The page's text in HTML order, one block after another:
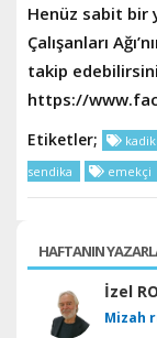
Henüz sabit bir
Çalışanları
takip
https://
Etiketler;
sendika
emekçi
HAFTANIN
İzel
Mizah